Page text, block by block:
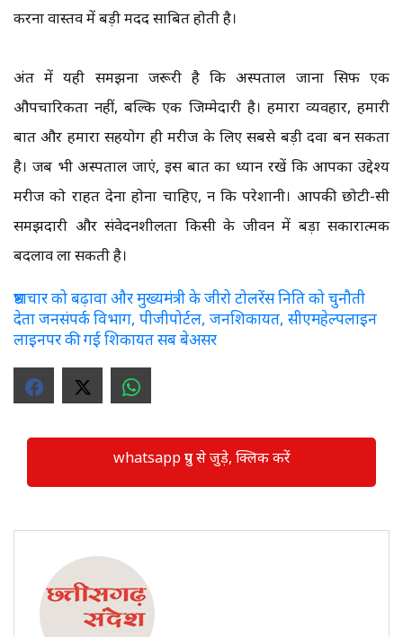
करना वास्तव में बड़ी मदद साबित होती है।
अंत में यही समझना जरूरी है कि अस्पताल जाना सिर्फ एक
औपचारिकता नहीं, बल्कि एक जिम्मेदारी है। हमारा व्यवहार, हमारी
बात और हमारा सहयोग ही मरीज के लिए सबसे बड़ी दवा बन सकता
है। जब भी अस्पताल जाएं, इस बात का ध्यान रखें कि आपका उद्देश्य
मरीज को राहत देना होना चाहिए, न कि परेशानी। आपकी छोटी-सी
समझदारी और संवेदनशीलता किसी के जीवन में बड़ा सकारात्मक
बदलाव ला सकती है।
भ्रष्टाचार को बढ़ावा और मुख्यमंत्री के जीरो टोलरेंस निति को चुनौती
देता जनसंपर्क विभाग, पीजीपोर्टल, जनशिकायत, सीएमहेल्पलाइन
लाइनपर की गई शिकायत सब बेअसर
whatsapp ग्रुप से जुड़े, क्लिक करें